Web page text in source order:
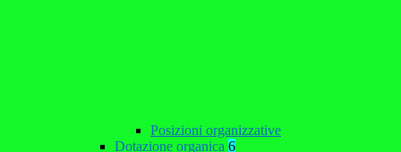
Posizioni organizzative
Dotazione organica 6